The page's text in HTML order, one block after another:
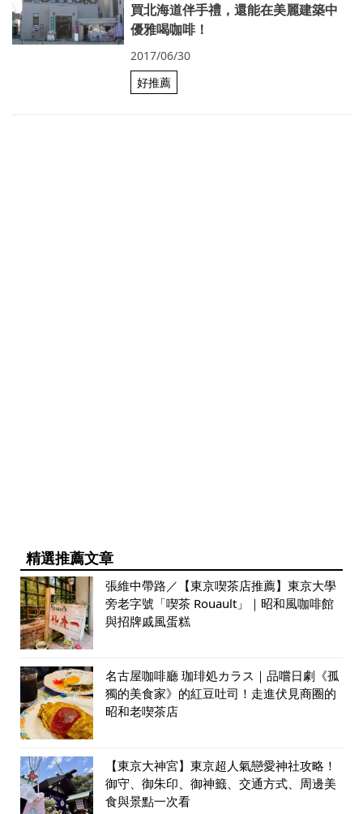
買北海道伴手禮，還能在美麗建築中
優雅喝咖啡！
2017/06/30
好推薦
精選推薦文章
張維中帶路／【東京喫茶店推薦】東京大學
旁老字號「喫茶 Rouault」｜昭和風咖啡館
與招牌戚風蛋糕
名古屋咖啡廳 珈琲処カラス｜品嚐日劇《孤
獨的美食家》的紅豆吐司！走進伏見商圈的
昭和老喫茶店
【東京大神宮】東京超人氣戀愛神社攻略！
御守、御朱印、御神籤、交通方式、周邊美
食與景點一次看